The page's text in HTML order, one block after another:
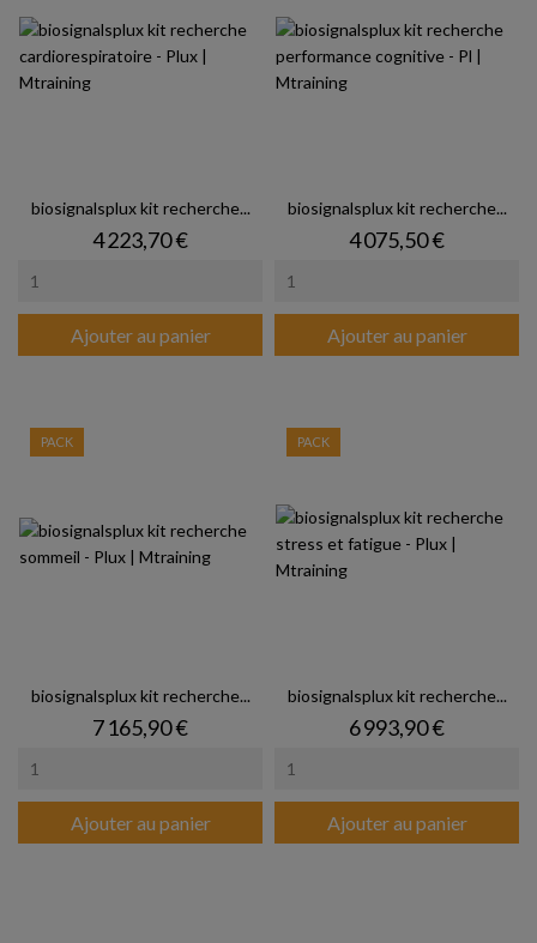
biosignalsplux kit recherche...
Prix
4 223,70 €
Ajouter au panier
biosignalsplux kit recherche...
Prix
4 075,50 €
Ajouter au panier
biosignalsplux kit recherche...
Prix
7 165,90 €
Ajouter au panier
PACK
biosignalsplux kit recherche...
Prix
6 993,90 €
Ajouter au panier
PACK